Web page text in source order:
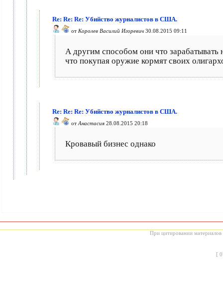
Re: Re: Re: Убийство журналистов в США.
от Королев Василий Игоревич 30.08.2015 09:11
А другим способом они что
что покупая оружие кормят своих
Re: Re: Re: Убийство журналистов в США.
от Анастасия 28.08.2015 20:18
Кровавый бизнес однако
При цитировании материалов
[